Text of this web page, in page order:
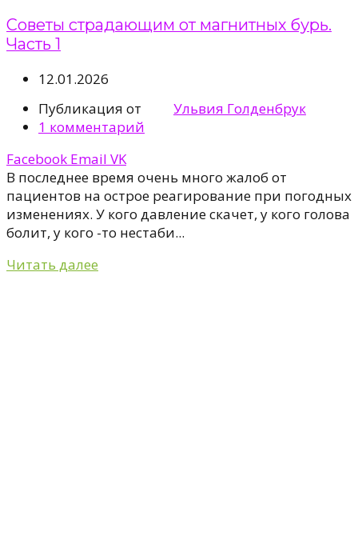
Советы страдающим от магнитных бурь.
Часть 1
12.01.2026
Публикация от
Ульвия Голденбрук
1 комментарий
Facebook Email VK
В последнее время очень много жалоб от
пациентов на острое реагирование при погодных
изменениях. У кого давление скачет, у кого голова
болит, у кого -то нестаби...
Читать далее